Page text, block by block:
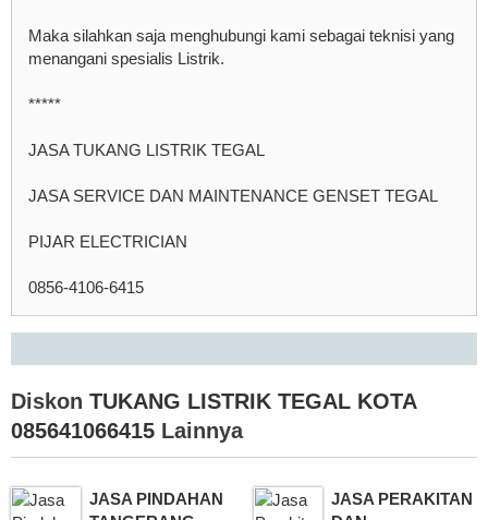
Maka silahkan saja menghubungi kami sebagai teknisi yang
menangani spesialis Listrik.
*****
JASA TUKANG LISTRIK TEGAL
JASA SERVICE DAN MAINTENANCE GENSET TEGAL
PIJAR ELECTRICIAN
0856-4106-6415
Diskon TUKANG LISTRIK TEGAL KOTA
085641066415 Lainnya
JASA PINDAHAN
JASA PERAKITAN